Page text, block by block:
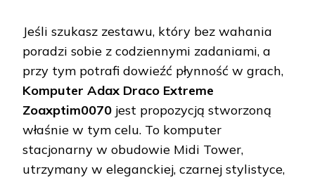
Jeśli szukasz zestawu, który bez wahania
poradzi sobie z codziennymi zadaniami, a
przy tym potrafi dowieźć płynność w grach,
Komputer Adax Draco Extreme
Zoaxptim0070 jest propozycją stworzoną
właśnie w tym celu. To komputer
stacjonarny w obudowie Midi Tower,
utrzymany w eleganckiej, czarnej stylistyce,